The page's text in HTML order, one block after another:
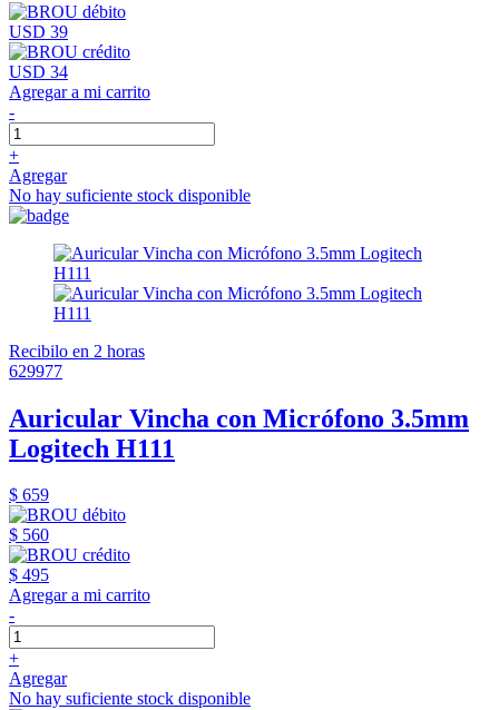
USD 39
USD 34
Agregar a mi carrito
-
+
Agregar
No hay suficiente stock disponible
Recibilo en 2 horas
629977
Auricular Vincha con Micrófono 3.5mm
Logitech H111
$ 659
$ 560
$ 495
Agregar a mi carrito
-
+
Agregar
No hay suficiente stock disponible